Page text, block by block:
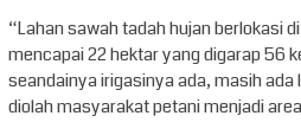
“Lahan sawah tadah hujan berlokasi
mencapai 22 hektar yang digarap 56
seandainya irigasinya ada, masih
diolah masyarakat petani menjadi